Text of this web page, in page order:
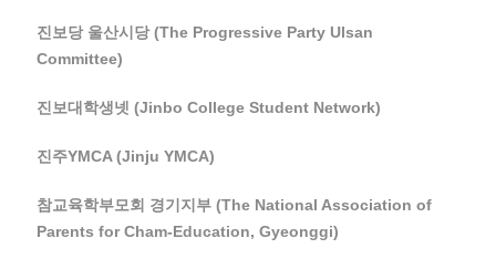
진보당 울산시당 (The Progressive Party Ulsan
Committee)
진보대학생넷 (Jinbo College Student Network)
진주YMCA (Jinju YMCA)
참교육학부모회 경기지부 (The National Association of
Parents for Cham-Education, Gyeonggi)